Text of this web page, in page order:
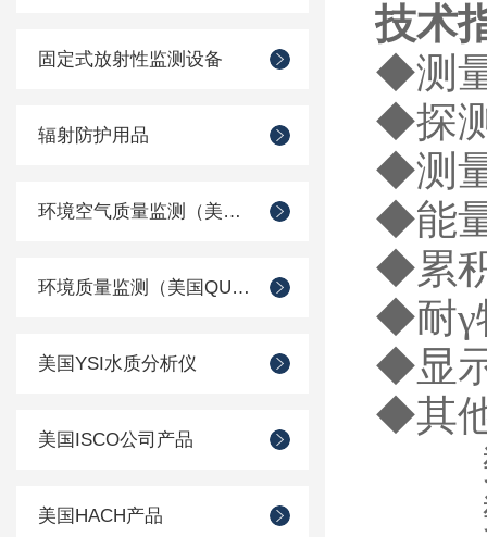
固定式放射性监测设备
辐射防护用品
环境空气质量监测（美国Met one）
环境质量监测（美国QUEST）
美国YSI水质分析仪
美国ISCO公司产品
美国HACH产品
技术
◆测
◆探
◆测
◆能
◆累
◆耐γ
◆显
◆其
数
数